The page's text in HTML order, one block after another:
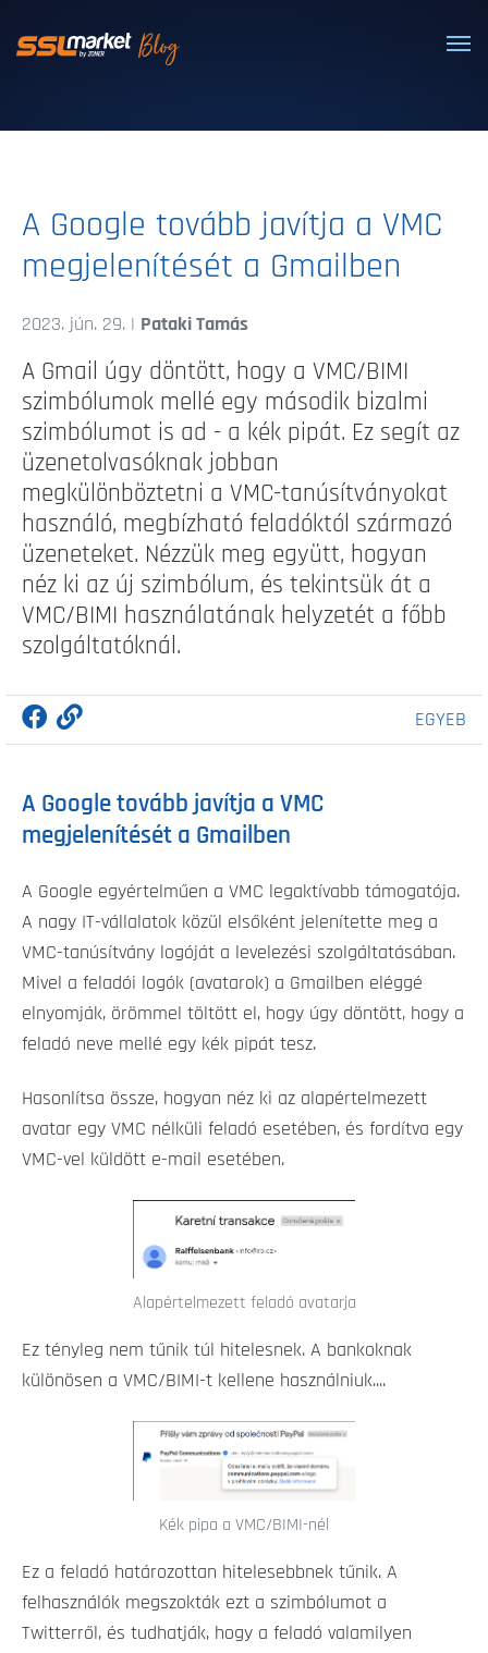
Megbízható SSL/TLS tanúsítványok
A Google tovább javítja a VMC
megjelenítését a Gmailben
2023. jún. 29. | Pataki Tamás
A Gmail úgy döntött, hogy a VMC/BIMI
szimbólumok mellé egy második bizalmi
szimbólumot is ad - a kék pipát. Ez segít az
üzenetolvasóknak jobban
megkülönböztetni a VMC-tanúsítványokat
használó, megbízható feladóktól származó
üzeneteket. Nézzük meg együtt, hogyan
néz ki az új szimbólum, és tekintsük át a
VMC/BIMI használatának helyzetét a főbb
szolgáltatóknál.
EGYEB
A Google tovább javítja a VMC
megjelenítését a Gmailben
A Google egyértelműen a VMC legaktívabb támogatója.
A nagy IT-vállalatok közül elsőként jelenítette meg a
VMC-tanúsítvány logóját a levelezési szolgáltatásában.
Mivel a feladói logók (avatarok) a Gmailben eléggé
elnyomják, örömmel töltött el, hogy úgy döntött, hogy a
feladó neve mellé egy kék pipát tesz.
Hasonlítsa össze, hogyan néz ki az alapértelmezett
avatar egy VMC nélküli feladó esetében, és fordítva egy
VMC-vel küldött e-mail esetében.
Alapértelmezett feladó avatarja
Ez tényleg nem tűnik túl hitelesnek. A bankoknak
különösen a VMC/BIMI-t kellene használniuk....
Kék pipa a VMC/BIMI-nél
Ez a feladó határozottan hitelesebbnek tűnik. A
felhasználók megszokták ezt a szimbólumot a
Twitterről, és tudhatják, hogy a feladó valamilyen